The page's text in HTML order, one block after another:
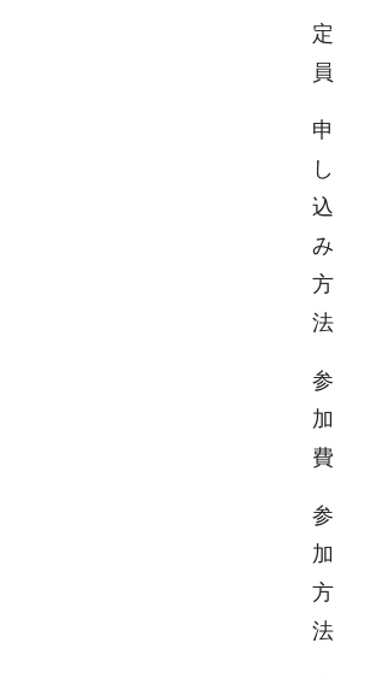
定
員
申
し
込
み
方
法
参
加
費
参
加
方
法